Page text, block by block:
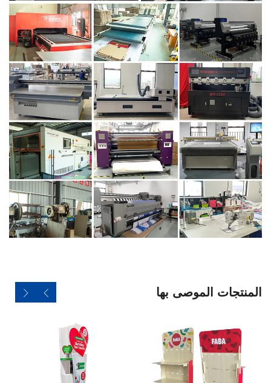
المنتجات الموصى بها